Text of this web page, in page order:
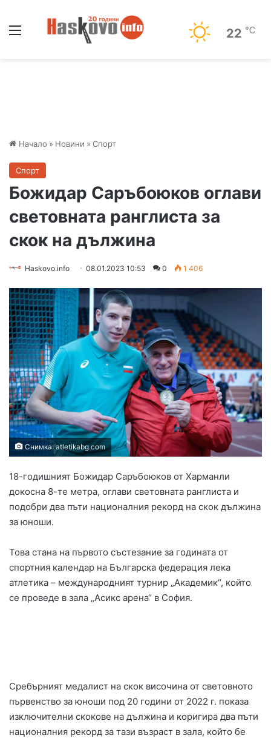
22 ℃
Начало » Новини » Спорт
Спорт
Божидар Саръбоюков оглави
световната ранглиста за
скок на дължина
Haskovo.info 08.01.2023 10:53 0 1 406
Снимка: atletikabg.com
18-годишният Божидар Саръбоюков от Харманли
докосна 8-те метра, оглави световната ранглиста и
подобри два пъти националния рекорд на скок дължина
за юноши.
Това стана на първото състезание за годината от
спортния календар на Българска федерация лека
атлетика – международният турнир „Академик“, който
се проведе в зала „Асикс арена“ в София.
Сребърният медалист на скок височина от световното
първенство за юноши под 20 години от 2022 г. показа
изключителни скокове на дължина и коригира два пъти
националния рекорд за тази възраст в зала, който бе